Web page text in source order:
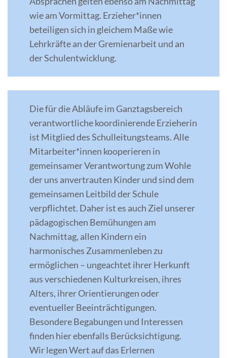
wie am Vormittag. Erzieher*innen
beteiligen sich in gleichem Maße wie
Lehrkräfte an der Gremienarbeit und an
der Schulentwicklung.
Die für die Abläufe im Ganztagsbereich
verantwortliche koordinierende Erzieherin
ist Mitglied des Schulleitungsteams. Alle
Mitarbeiter*innen kooperieren in
gemeinsamer Verantwortung zum Wohle
der uns anvertrauten Kinder und sind dem
gemeinsamen Leitbild der Schule
verpflichtet. Daher ist es auch Ziel unserer
pädagogischen Bemühungen am
Nachmittag, allen Kindern ein
harmonisches Zusammenleben zu
ermöglichen – ungeachtet ihrer Herkunft
aus verschiedenen Kulturkreisen, ihres
Alters, ihrer Orientierungen oder
eventueller Beeinträchtigungen.
Besondere Begabungen und Interessen
finden hier ebenfalls Berücksichtigung.
Wir legen Wert auf das Erlernen